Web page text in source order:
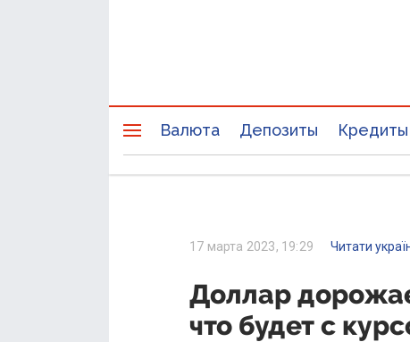
Валюта Депозиты Кредиты
17 марта 2023, 19:29 Читати
Доллар
что будет с